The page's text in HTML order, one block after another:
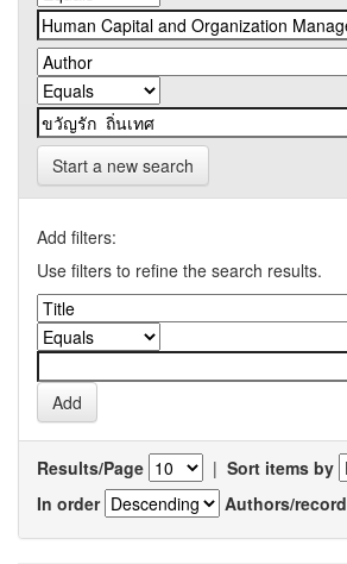
Start a new search
Add filters:
Use filters to refine the search results.
Results/Page | Sort items by
In order
Authors/record